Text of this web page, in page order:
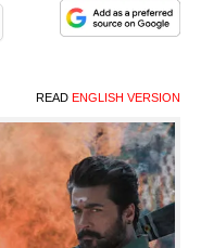
READ ENGLISH VERSION